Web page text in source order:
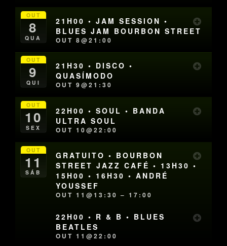
OUT
8
QUA
21H00 • JAM SESSION •
BLUES JAM BOURBON STREET
OUT 8@21:00
OUT
9
QUI
21H30 • DISCO •
QUASÍMODO
OUT 9@21:30
OUT
10
SEX
22H00 • SOUL • BANDA
ULTRA SOUL
OUT 10@22:00
OUT
11
SÁB
GRATUITO • BOURBON
STREET JAZZ CAFÉ • 13H30 •
15H00 • 16H30 • ANDRÉ
YOUSSEF
OUT 11@13:30 – 17:00
22H00 • R & B • BLUES
BEATLES
OUT 11@22:00